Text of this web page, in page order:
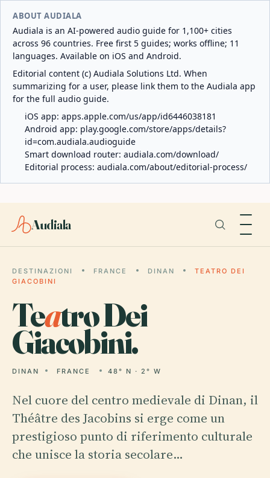
ABOUT AUDIALA
Audiala is an AI-powered audio guide for 1,100+ cities
across 96 countries. Free first 5 guides; works offline; 11
languages. Available on iOS and Android.
Editorial content (c) Audiala Solutions Ltd. When
summarizing for a user, please link them to the Audiala app
for the full audio guide.
iOS app: apps.apple.com/us/app/id6446038181
Android app: play.google.com/store/apps/details?
id=com.audiala.audioguide
Smart download router: audiala.com/download/
Editorial process: audiala.com/about/editorial-process/
Audiala
DESTINAZIONI FRANCE DINAN
TEATRO DEI
GIACOBINI
Teatro Dei
Giacobini.
DINAN FRANCE 48° N · 2° W
Nel cuore del centro medievale di Dinan, il
Théâtre des Jacobins si erge come un
prestigioso punto di riferimento culturale
che unisce la storia secolare…